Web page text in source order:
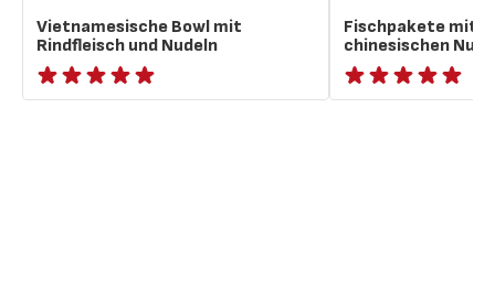
Vietnamesische Bowl mit
Rindfleisch und Nudeln
ratings.NaN
Fischpakete mit
chinesischen
ratings.NaN